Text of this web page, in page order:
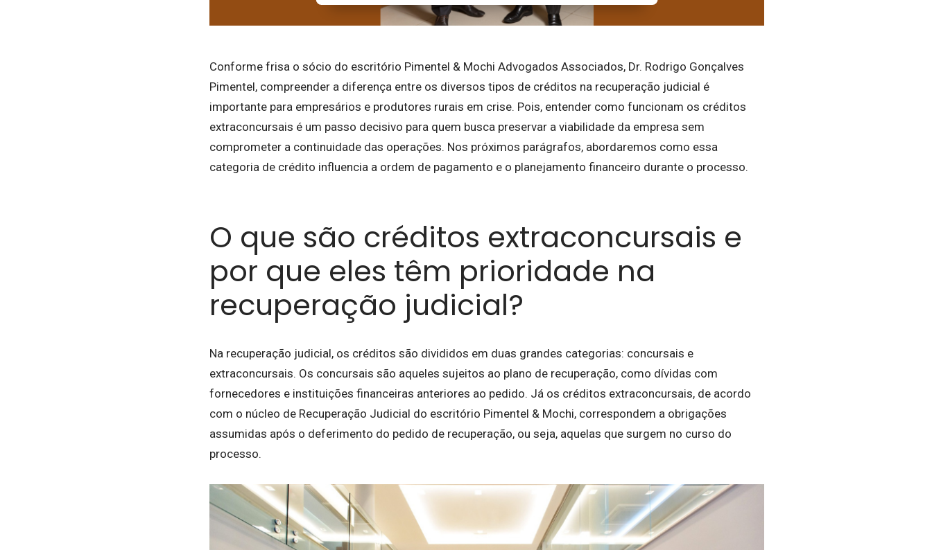
Conforme frisa o sócio do escritório Pimentel & Mochi Advogados Associados, Dr. Rodrigo Gonçalves
Pimentel, compreender a diferença entre os diversos tipos de créditos na recuperação judicial é
importante para empresários e produtores rurais em crise. Pois, entender como funcionam os créditos
extraconcursais é um passo decisivo para quem busca preservar a viabilidade da empresa sem
comprometer a continuidade das operações. Nos próximos parágrafos, abordaremos como essa
categoria de crédito influencia a ordem de pagamento e o planejamento financeiro durante o processo.
O que são créditos extraconcursais e
por que eles têm prioridade na
recuperação judicial?
Na recuperação judicial, os créditos são divididos em duas grandes categorias: concursais e
extraconcursais. Os concursais são aqueles sujeitos ao plano de recuperação, como dívidas com
fornecedores e instituições financeiras anteriores ao pedido. Já os créditos extraconcursais, de acordo
com o núcleo de Recuperação Judicial do escritório Pimentel & Mochi, correspondem a obrigações
assumidas após o deferimento do pedido de recuperação, ou seja, aquelas que surgem no curso do
processo.